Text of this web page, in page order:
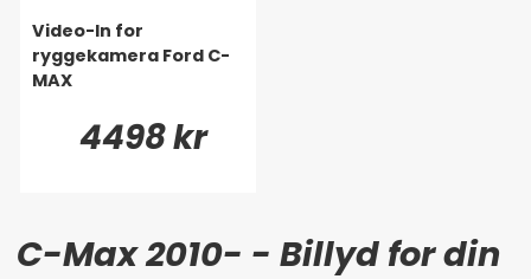
Video-In for
ryggekamera Ford C-
MAX
4498 kr
C-Max 2010- - Billyd for din